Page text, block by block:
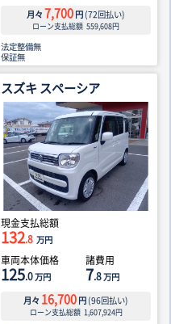
月々 7,700 円 (72回払い)
ローン支払総額 559,608円
法定整備無
保証無
スズキ スペーシア
現金支払総額
132.8 万円
車両本体価格
125.0万円
諸費用
7.8万円
月々 16,700 円 (96回払い)
ローン支払総額 1,607,924円